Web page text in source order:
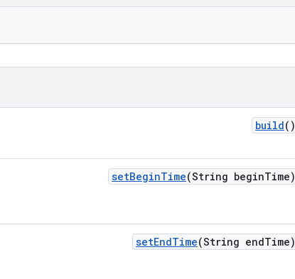
build()
setBeginTime(String beginTime)
setEndTime(String endTime)